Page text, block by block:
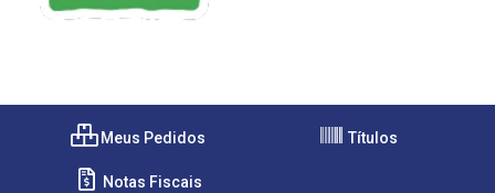
Meus Pedidos Títulos
Notas Fiscais